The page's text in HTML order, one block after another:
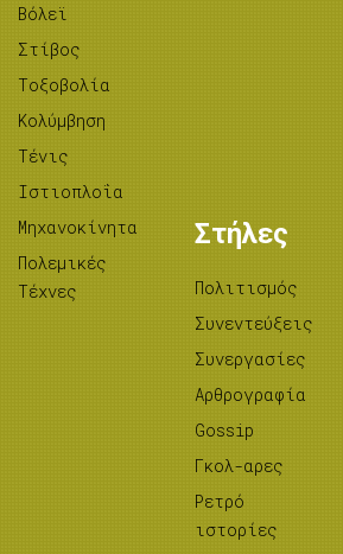
Βόλεϊ
Στίβος
Tοξοβολία
Κολύμβηση
Τένις
Ιστιοπλοΐα
Μηχανοκίνητα
Πολεμικές
Τέχνες
Στήλες
Πολιτισμός
Συνεντεύξεις
Συνεργασίες
Αρθρογραφία
Gossip
Γκολ-αρες
Ρετρό
ιστορίες